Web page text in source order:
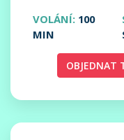
VOLÁNÍ: 100
MIN
OBJEDNAT